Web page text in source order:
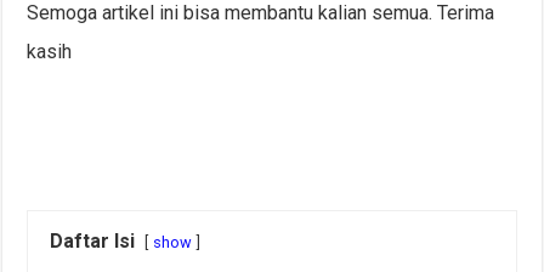
Semoga artikel ini bisa membantu kalian semua. Terima
kasih
Daftar Isi show